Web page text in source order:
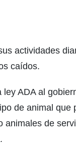
actividades
caídos.
ley ADA al
de animal que
animales de